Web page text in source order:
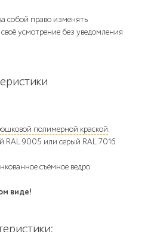
собой право изменять
усмотрение без уведомления
полимерной краской.
RAL 9005 или серый RAL 7016.
съёмное ведро.
виде!